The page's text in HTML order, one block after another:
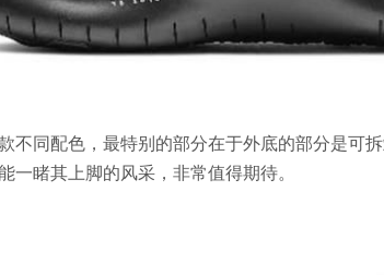
不同配色，最特别的部分在于外底的部分是可
一睹其上脚的风采，非常值得期待。